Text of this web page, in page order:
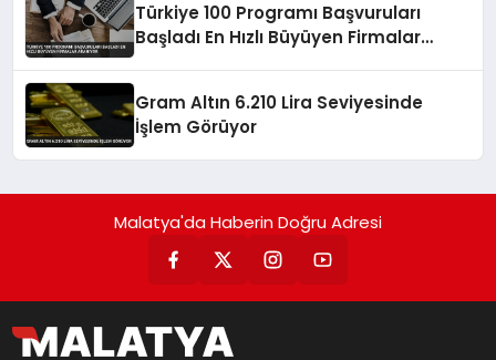
Türkiye 100 Programı Başvuruları
Başladı En Hızlı Büyüyen Firmalar
Gram Altın 6.210 Lira Seviyesinde
İşlem Görüyor
Malatya'da Haberin Doğru Adresi